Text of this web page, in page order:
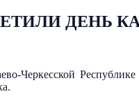
ДЕНЬ
Черкесской